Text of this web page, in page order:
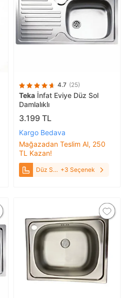
4.7 (25)
Teka İnfat Eviye Düz Sol
Damlalıklı
3.199 TL
Kargo Bedava
Mağazadan Teslim Al, 250
TL Kazan!
Düz Sol +3 Seçenek